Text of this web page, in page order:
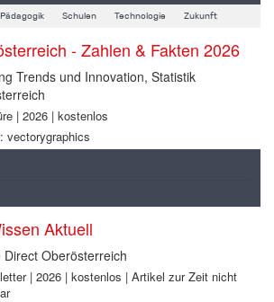
Pädagogik Schulen Technologie Zukunft
- Zahlen & Fakten 2026
Trends und Innovation, Statistik
| 2026 | kostenlos
vectorygraphics
Aktuell
Direct Oberösterreich
| 2026 | kostenlos | Artikel zur Zeit nicht